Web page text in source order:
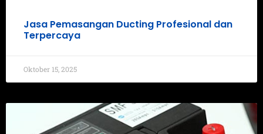
Jasa Pemasangan Ducting Profesional dan
Terpercaya
Oktober 15, 2025